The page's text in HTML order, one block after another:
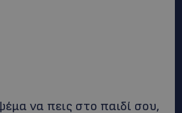
να πεις στο παιδί σου,